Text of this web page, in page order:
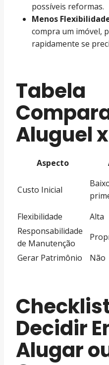
possíveis reformas.
Menos
compra um imóvel,
rapidamente se
Tabela
Aluguel
Aspecto
Custo Inicial
Flexibilidade
Alta
Responsabilidade
de Manutenção
Gerar Patrimônio
Não
Decidir
Alugar